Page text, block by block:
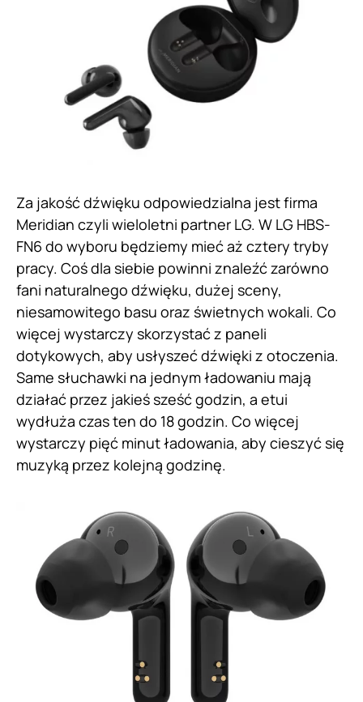
Za jakość dźwięku odpowiedzialna jest firma
Meridian czyli wieloletni partner LG. W LG HBS-
FN6 do wyboru będziemy mieć aż cztery tryby
pracy. Coś dla siebie powinni znaleźć zarówno
fani naturalnego dźwięku, dużej sceny,
niesamowitego basu oraz świetnych wokali. Co
więcej wystarczy skorzystać z paneli
dotykowych, aby usłyszeć dźwięki z otoczenia.
Same słuchawki na jednym ładowaniu mają
działać przez jakieś sześć godzin, a etui
wydłuża czas ten do 18 godzin. Co więcej
wystarczy pięć minut ładowania, aby cieszyć się
muzyką przez kolejną godzinę.